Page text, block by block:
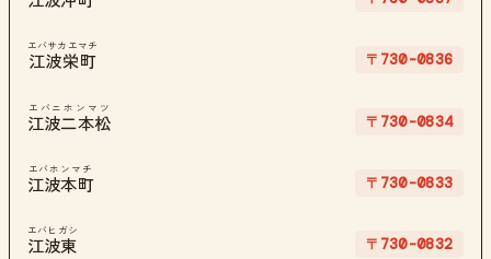
江波栄町
エバサカエマチ
〒730-0836
江波二本松
エバニホンマツ
〒730-0834
江波本町
エバホンマチ
〒730-0833
江波東
エバヒガシ
〒730-0832